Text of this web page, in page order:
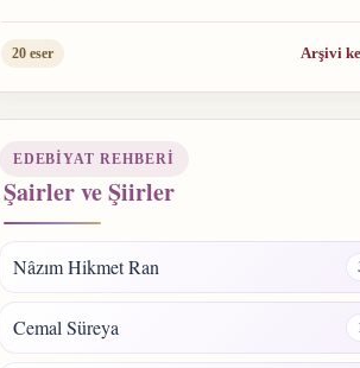
20 eser Arşivi
EDEBIYAT REHBERI
Şairler ve Şiirler
Nâzım Hikmet Ran
Cemal Süreya